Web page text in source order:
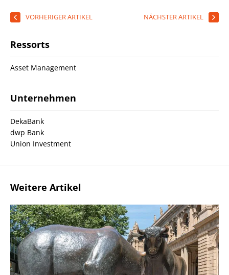
VORHERIGER ARTIKEL NÄCHSTER ARTIKEL
Ressorts
Asset Management
Unternehmen
DekaBank
dwp Bank
Union Investment
Weitere Artikel